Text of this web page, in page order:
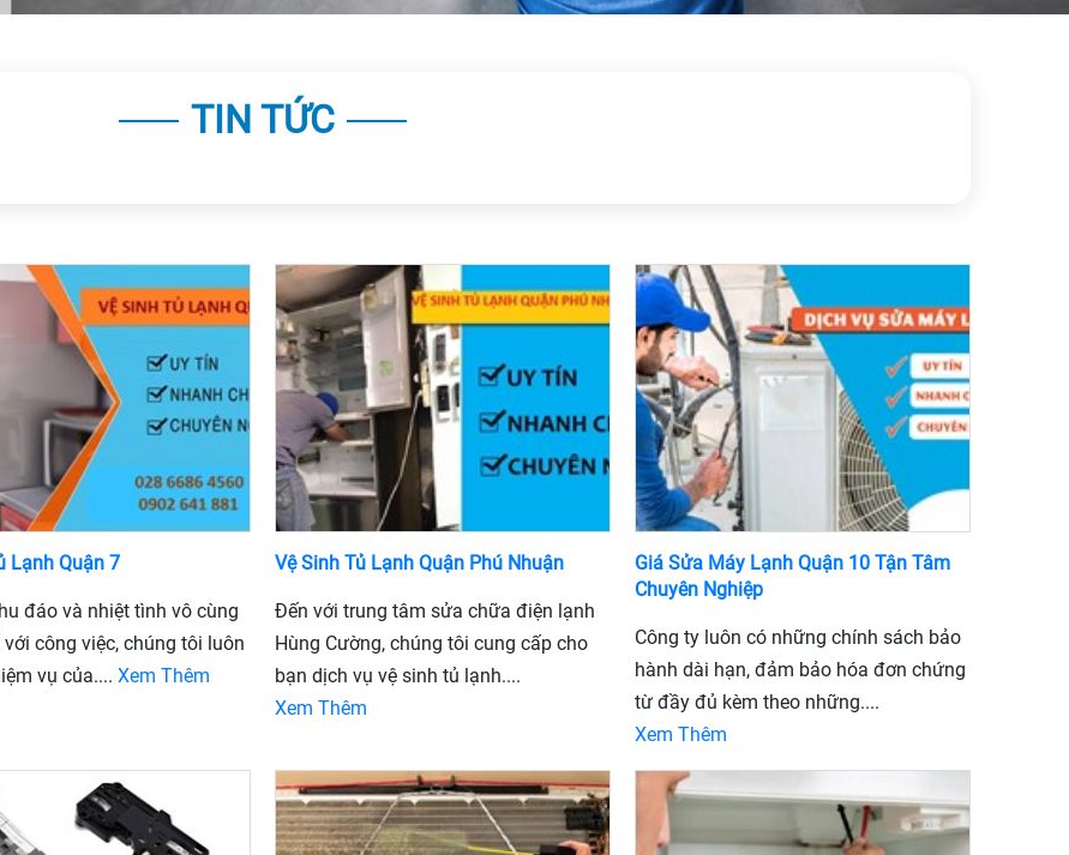
TIN TỨC
Lạnh Quận 7
đáo và nhiệt tình vô cùng
công việc, chúng tôi luôn
vụ của.... Xem Thêm
Vệ Sinh Tủ Lạnh Quận Phú Nhuận
Đến với trung tâm sửa chữa điện lạnh
Hùng Cường, chúng tôi cung cấp cho
bạn dịch vụ vệ sinh tủ lạnh....
Xem Thêm
Giá Sửa Máy Lạnh Quận 10 Tận Tâm
Chuyên Nghiệp
Công ty luôn có những chính sách bảo
hành dài hạn, đảm bảo hóa đơn chứng
từ đầy đủ kèm theo những....
Xem Thêm